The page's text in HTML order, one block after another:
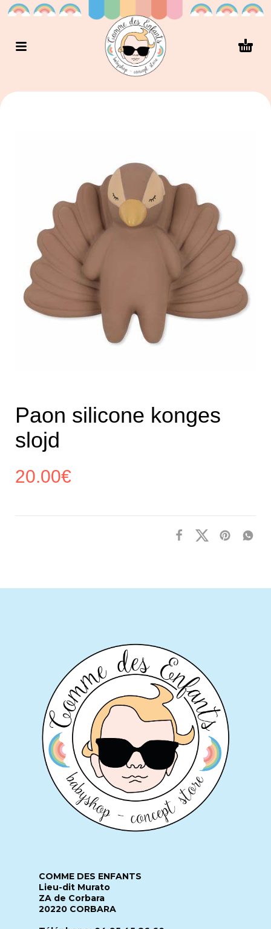
Paon silicone konges
slojd
20.00€
COMME DES ENFANTS
Lieu-dit Murato
ZA de Corbara
20220 CORBARA